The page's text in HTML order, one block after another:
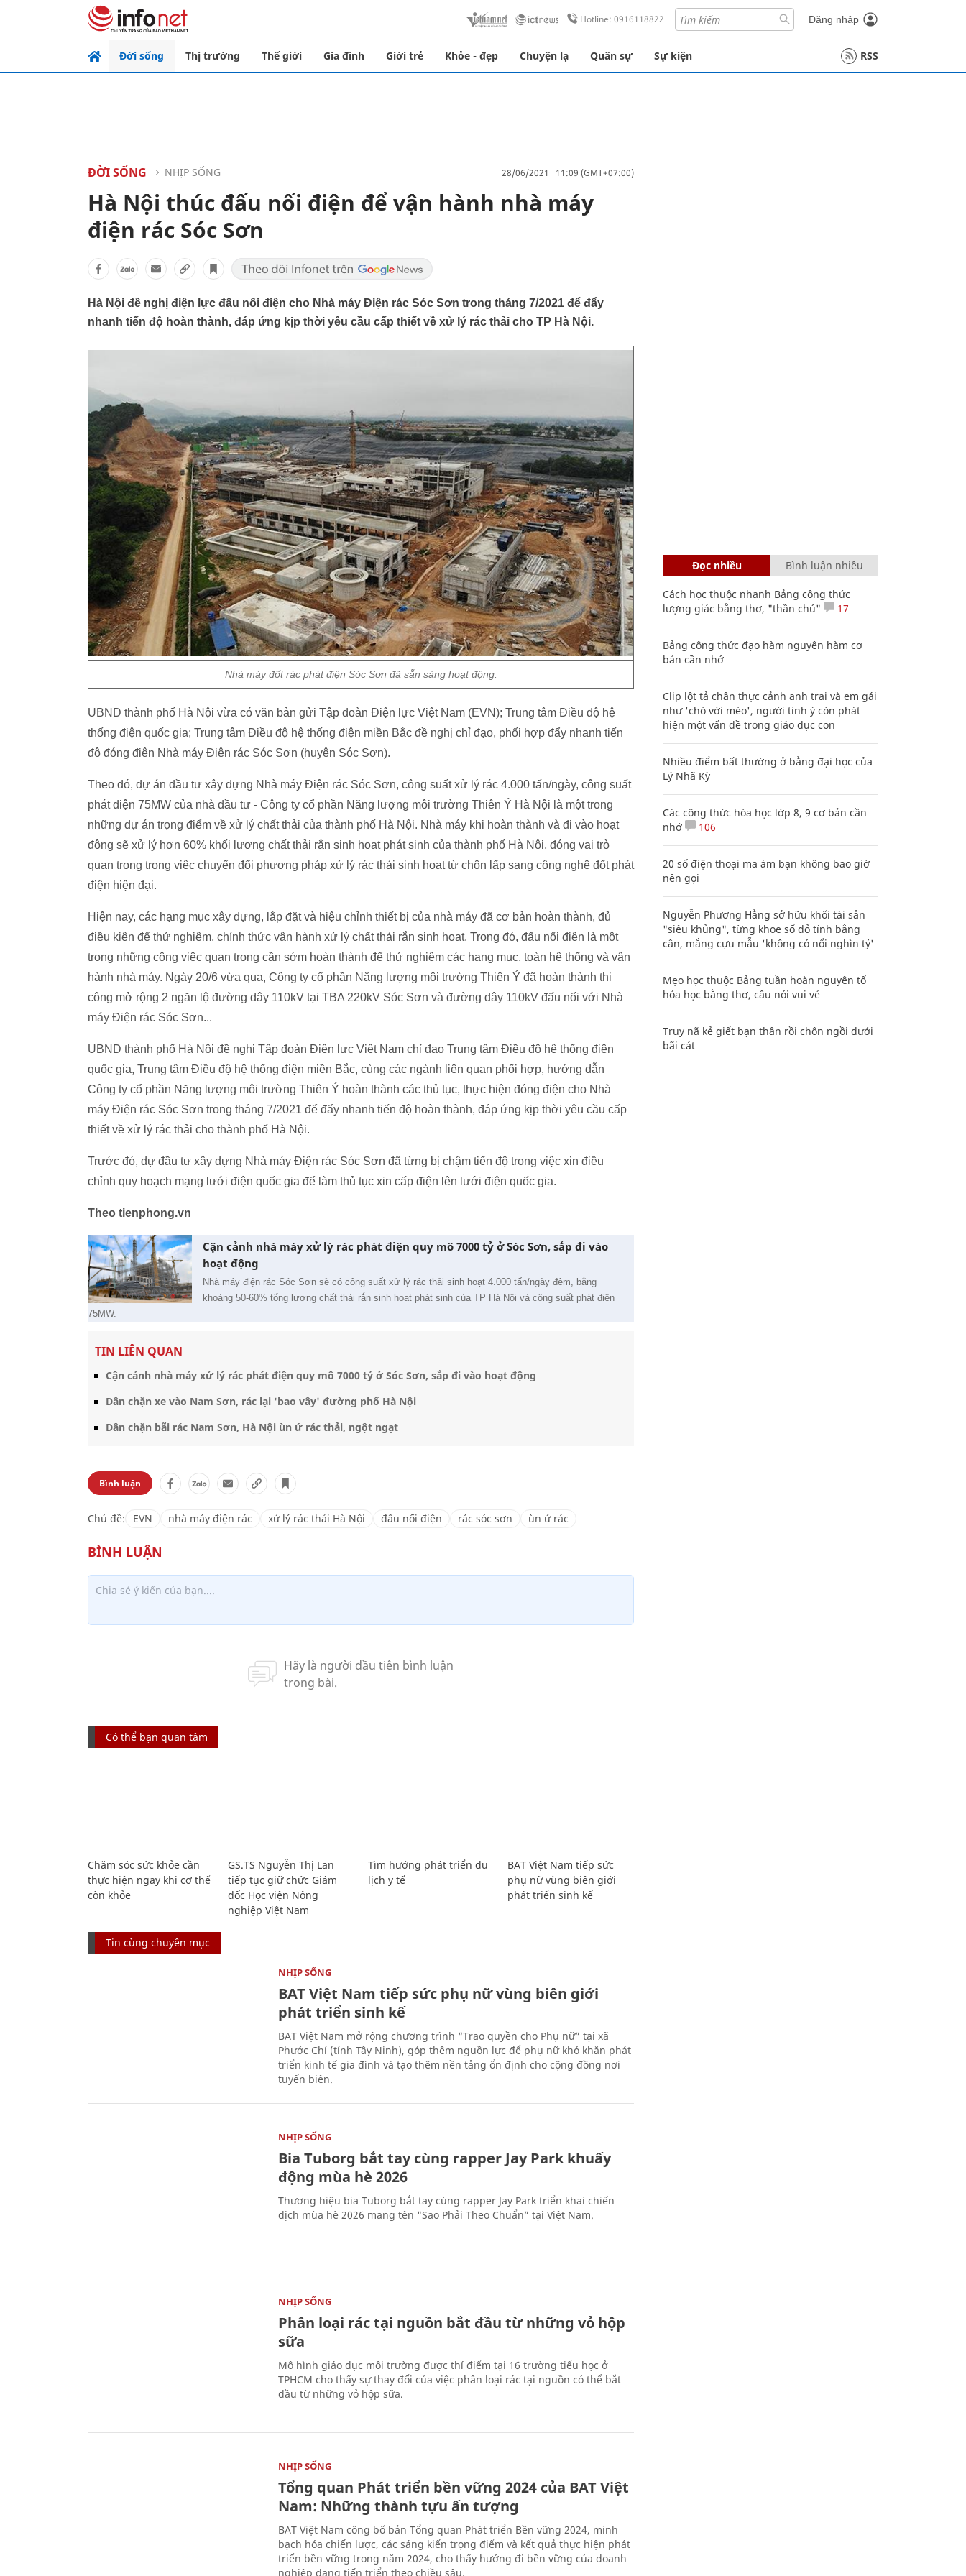
Hotline: 0916118822 Đăng nhập
Đời sống Thị trường Thế giới Gia đình Giới trẻ Khỏe - đẹp Chuyện lạ Quân sự Sự kiện RSS
ĐỜI SỐNG NHỊP SỐNG 28/06/2021 11:09 (GMT+07:00)
Hà Nội thúc đấu nối điện để vận hành nhà máy
điện rác Sóc Sơn
Hà Nội đề nghị điện lực đấu nối điện cho Nhà máy Điện rác Sóc Sơn trong tháng 7/2021 để đẩy
nhanh tiến độ hoàn thành, đáp ứng kịp thời yêu cầu cấp thiết về xử lý rác thải cho TP Hà Nội.
Nhà máy đốt rác phát điện Sóc Sơn đã sẵn sàng hoạt động.
UBND thành phố Hà Nội vừa có văn bản gửi Tập đoàn Điện lực Việt Nam (EVN); Trung tâm Điều độ hệ
thống điện quốc gia; Trung tâm Điều độ hệ thống điện miền Bắc đề nghị chỉ đạo, phối hợp đẩy nhanh tiến
độ đóng điện Nhà máy Điện rác Sóc Sơn (huyện Sóc Sơn).
Theo đó, dự án đầu tư xây dựng Nhà máy Điện rác Sóc Sơn, công suất xử lý rác 4.000 tấn/ngày, công suất
phát điện 75MW của nhà đầu tư - Công ty cổ phần Năng lượng môi trường Thiên Ý Hà Nội là một trong
những dự án trọng điểm về xử lý chất thải của thành phố Hà Nội. Nhà máy khi hoàn thành và đi vào hoạt
động sẽ xử lý hơn 60% khối lượng chất thải rắn sinh hoạt phát sinh của thành phố Hà Nội, đóng vai trò
quan trọng trong việc chuyển đổi phương pháp xử lý rác thải sinh hoạt từ chôn lấp sang công nghệ đốt phát
điện hiện đại.
Hiện nay, các hạng mục xây dựng, lắp đặt và hiệu chỉnh thiết bị của nhà máy đã cơ bản hoàn thành, đủ
điều kiện để thử nghiệm, chính thức vận hành xử lý chất thải rắn sinh hoạt. Trong đó, đấu nối điện là một
trong những công việc quan trọng cần sớm hoàn thành để thử nghiệm các hạng mục, toàn hệ thống và vận
hành nhà máy. Ngày 20/6 vừa qua, Công ty cổ phần Năng lượng môi trường Thiên Ý đã hoàn thành thi
công mở rộng 2 ngăn lộ đường dây 110kV tại TBA 220kV Sóc Sơn và đường dây 110kV đấu nối với Nhà
máy Điện rác Sóc Sơn...
UBND thành phố Hà Nội đề nghị Tập đoàn Điện lực Việt Nam chỉ đạo Trung tâm Điều độ hệ thống điện
quốc gia, Trung tâm Điều độ hệ thống điện miền Bắc, cùng các ngành liên quan phối hợp, hướng dẫn
Công ty cổ phần Năng lượng môi trường Thiên Ý hoàn thành các thủ tục, thực hiện đóng điện cho Nhà
máy Điện rác Sóc Sơn trong tháng 7/2021 để đẩy nhanh tiến độ hoàn thành, đáp ứng kịp thời yêu cầu cấp
thiết về xử lý rác thải cho thành phố Hà Nội.
Trước đó, dự đầu tư xây dựng Nhà máy Điện rác Sóc Sơn đã từng bị chậm tiến độ trong việc xin điều
chỉnh quy hoạch mạng lưới điện quốc gia để làm thủ tục xin cấp điện lên lưới điện quốc gia.
Theo tienphong.vn
Cận cảnh nhà máy xử lý rác phát điện quy mô 7000 tỷ ở Sóc Sơn, sắp đi vào
hoạt động
Nhà máy điện rác Sóc Sơn sẽ có công suất xử lý rác thải sinh hoạt 4.000 tấn/ngày đêm, bằng
khoảng 50-60% tổng lượng chất thải rắn sinh hoạt phát sinh của TP Hà Nội và công suất phát điện
75MW.
TIN LIÊN QUAN
Cận cảnh nhà máy xử lý rác phát điện quy mô 7000 tỷ ở Sóc Sơn, sắp đi vào hoạt động
Dân chặn xe vào Nam Sơn, rác lại 'bao vây' đường phố Hà Nội
Dân chặn bãi rác Nam Sơn, Hà Nội ùn ứ rác thải, ngột ngạt
Bình luận
Chủ đề: EVN nhà máy điện rác xử lý rác thải Hà Nội đấu nối điện rác sóc sơn ùn ứ rác
Có thể bạn quan tâm
Chăm sóc sức khỏe cần
thực hiện ngay khi cơ thể
còn khỏe
GS.TS Nguyễn Thị Lan
tiếp tục giữ chức Giám
đốc Học viện Nông
nghiệp Việt Nam
Tìm hướng phát triển du
lịch y tế
BAT Việt Nam tiếp sức
phụ nữ vùng biên giới
phát triển sinh kế
Tin cùng chuyên mục
NHỊP SỐNG
BAT Việt Nam tiếp sức phụ nữ vùng biên giới
phát triển sinh kế
BAT Việt Nam mở rộng chương trình “Trao quyền cho Phụ nữ” tại xã
Phước Chỉ (tỉnh Tây Ninh), góp thêm nguồn lực để phụ nữ khó khăn phát
triển kinh tế gia đình và tạo thêm nền tảng ổn định cho cộng đồng nơi
tuyến biên.
NHỊP SỐNG
Bia Tuborg bắt tay cùng rapper Jay Park khuấy
động mùa hè 2026
Thương hiệu bia Tuborg bắt tay cùng rapper Jay Park triển khai chiến
dịch mùa hè 2026 mang tên "Sao Phải Theo Chuẩn” tại Việt Nam.
NHỊP SỐNG
Phân loại rác tại nguồn bắt đầu từ những vỏ hộp
sữa
Mô hình giáo dục môi trường được thí điểm tại 16 trường tiểu học ở
TPHCM cho thấy sự thay đổi của việc phân loại rác tại nguồn có thể bắt
đầu từ những vỏ hộp sữa.
NHỊP SỐNG
Tổng quan Phát triển bền vững 2024 của BAT Việt
Nam: Những thành tựu ấn tượng
BAT Việt Nam công bố bản Tổng quan Phát triển Bền vững 2024, minh
bạch hóa chiến lược, các sáng kiến trọng điểm và kết quả thực hiện phát
triển bền vững trong năm 2024, cho thấy hướng đi bền vững của doanh
nghiệp đang tiến triển theo chiều sâu.
Đọc nhiều Bình luận nhiều
Cách học thuộc nhanh Bảng công thức
lượng giác bằng thơ, "thần chú"
17
Bảng công thức đạo hàm nguyên hàm cơ
bản cần nhớ
Clip lột tả chân thực cảnh anh trai và em gái
như 'chó với mèo', người tinh ý còn phát
hiện một vấn đề trong giáo dục con
Nhiều điểm bất thường ở bằng đại học của
Lý Nhã Kỳ
Các công thức hóa học lớp 8, 9 cơ bản cần
nhớ
106
20 số điện thoại ma ám bạn không bao giờ
nên gọi
Nguyễn Phương Hằng sở hữu khối tài sản
"siêu khủng", từng khoe sổ đỏ tính bằng
cân, mắng cựu mẫu 'không có nổi nghìn tỷ'
Mẹo học thuộc Bảng tuần hoàn nguyên tố
hóa học bằng thơ, câu nói vui vẻ
Truy nã kẻ giết bạn thân rồi chôn ngồi dưới
bãi cát